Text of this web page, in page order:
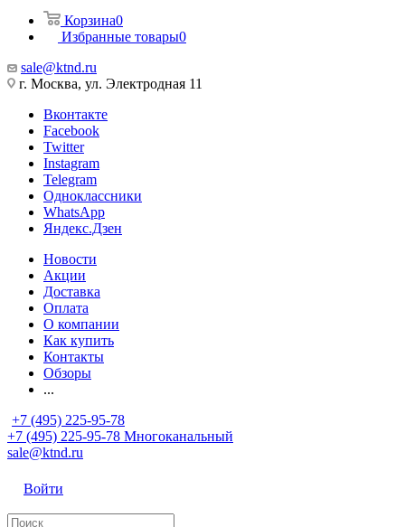
Корзина0
Избранные товары0
sale@ktnd.ru
г. Москва, ул. Электродная 11
Вконтакте
Facebook
Twitter
Instagram
Telegram
Одноклассники
WhatsApp
Яндекс.Дзен
Новости
Акции
Доставка
Оплата
О компании
Как купить
Контакты
Обзоры
...
+7 (495) 225-95-78
+7 (495) 225-95-78 Многоканальный
sale@ktnd.ru
Войти